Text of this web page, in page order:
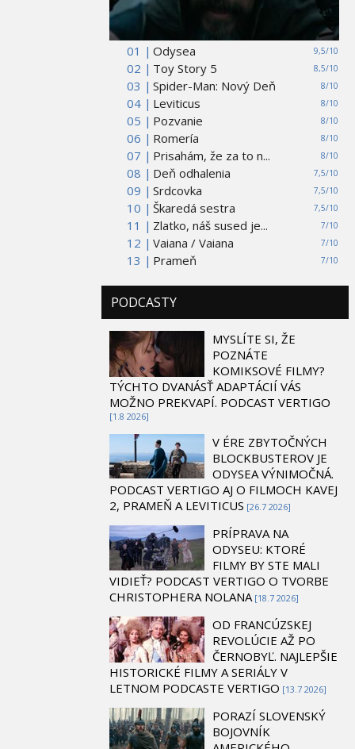
01 | 9,5/10
Odysea
02 |
8,5/10
Toy Story 5
03 |
8/10
Spider-Man: Nový Deň
04 |
8/10
Leviticus
05 |
8/10
Pozvanie
06 |
8/10
Romería
07 |
8/10
Prisahám, že za to n...
08 |
7,5/10
Deň odhalenia
09 |
7,5/10
Srdcovka
10 |
7,5/10
Škaredá sestra
11 |
7/10
Zlatko, náš sused je...
12 |
7/10
Vaiana / Vaiana
13 |
7/10
Prameň
PODCASTY
MYSLÍTE SI, ŽE
POZNÁTE
KOMIKSOVÉ FILMY?
TÝCHTO DVANÁSŤ ADAPTÁCIÍ VÁS
MOŽNO PREKVAPÍ. PODCAST VERTIGO
[1.8 2026]
V ÉRE ZBYTOČNÝCH
BLOCKBUSTEROV JE
ODYSEA VÝNIMOČNÁ.
PODCAST VERTIGO AJ O FILMOCH KAVEJ
2, PRAMEŇ A LEVITICUS [26.7 2026]
PRÍPRAVA NA
ODYSEU: KTORÉ
FILMY BY STE MALI
VIDIEŤ? PODCAST VERTIGO O TVORBE
CHRISTOPHERA NOLANA [18.7 2026]
OD FRANCÚZSKEJ
REVOLÚCIE AŽ PO
ČERNOBYĽ. NAJLEPŠIE
HISTORICKÉ FILMY A SERIÁLY V
LETNOM PODCASTE VERTIGO [13.7 2026]
PORAZÍ SLOVENSKÝ
BOJOVNÍK